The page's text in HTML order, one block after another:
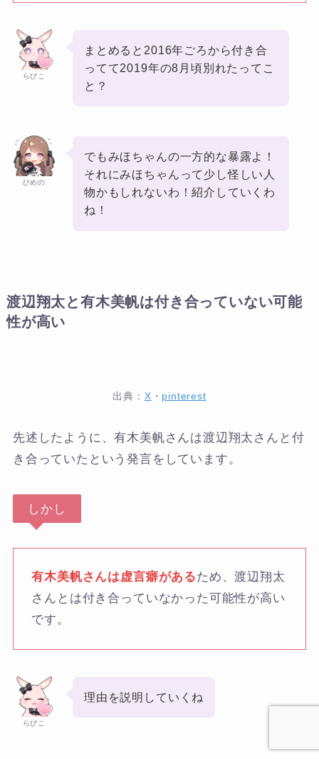
らびこ
まとめると2016年ごろから付き合
ってて2019年の8月頃別れたってこ
と？
ひめの
でもみほちゃんの一方的な暴露よ！
それにみほちゃんって少し怪しい人
物かもしれないわ！紹介していくわ
ね！
渡辺翔太と有木美帆は付き合っていない可能
性が高い
出典： X ・ pinterest
先述したように、有木美帆さんは渡辺翔太さんと付
き合っていたという発言をしています。
しかし
有木美帆さんは虚言癖があるため、渡辺翔太
さんとは付き合っていなかった可能性が高い
です。
らびこ
理由を説明していくね